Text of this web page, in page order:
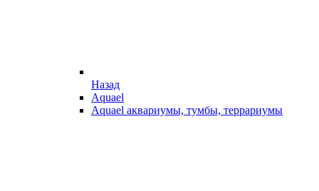
Назад
Aquael
Aquael аквариумы, тумбы, террариумы